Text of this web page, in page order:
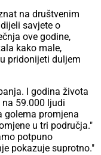
na društvenim
savjete o
ove godine,
kako male,
pridonijeti duljem
I godina života
na 59.000 ljudi
golema promjena
u tri područja."
potpuno
pokazuje suprotno."